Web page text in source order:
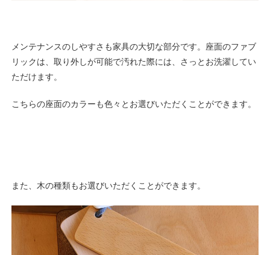
メンテナンスのしやすさも家具の大切な部分です。座面のファブ
リックは、取り外しが可能で汚れた際には、さっとお洗濯してい
ただけます。
こちらの座面のカラーも色々とお選びいただくことができます。
また、木の種類もお選びいただくことができます。